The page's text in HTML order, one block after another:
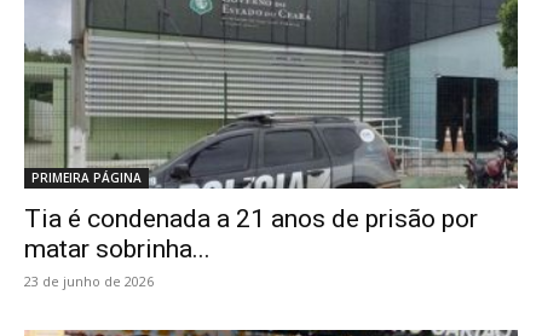
PRIMEIRA PÁGINA
Tia é condenada a 21 anos de prisão por
matar sobrinha...
23 de junho de 2026